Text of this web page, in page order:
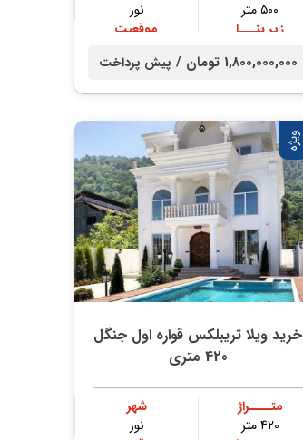
۵۰۰ متر
نور
زیر بنـــا
موقعیت
1,800,000,000 تومان / پیش پرداخت
ویژه
خرید ویلا تریبلکس قواره اول جنگل
420 متری
متــــراژ
420 متر
شهر
نور